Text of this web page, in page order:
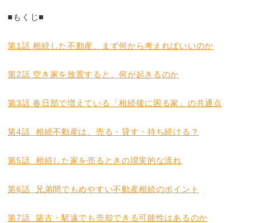
■もくじ■
第1話 相続した不動産、まず何から考えればいいのか
第2話 空き家を放置すると、何が起きるのか
第3話 春日部で増えている「相続後に困る家」の共通点
第4話 相続不動産は、売る・貸す・持ち続ける？
第5話 相続した家を売るときの現実的な流れ
第6話 兄弟間でもめやすい不動産相続のポイント
第7話 築古・駅遠でも売却できる可能性はあるのか